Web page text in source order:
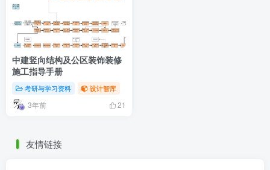
中建竖向结构及公区装饰装修
施工指导手册
考研与学习资料 设计智库
3年前 21
友情链接